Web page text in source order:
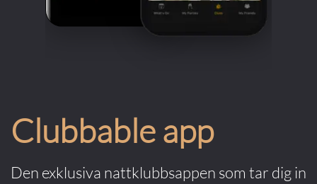
Clubbable app
Den exklusiva nattklubbsappen som tar dig in